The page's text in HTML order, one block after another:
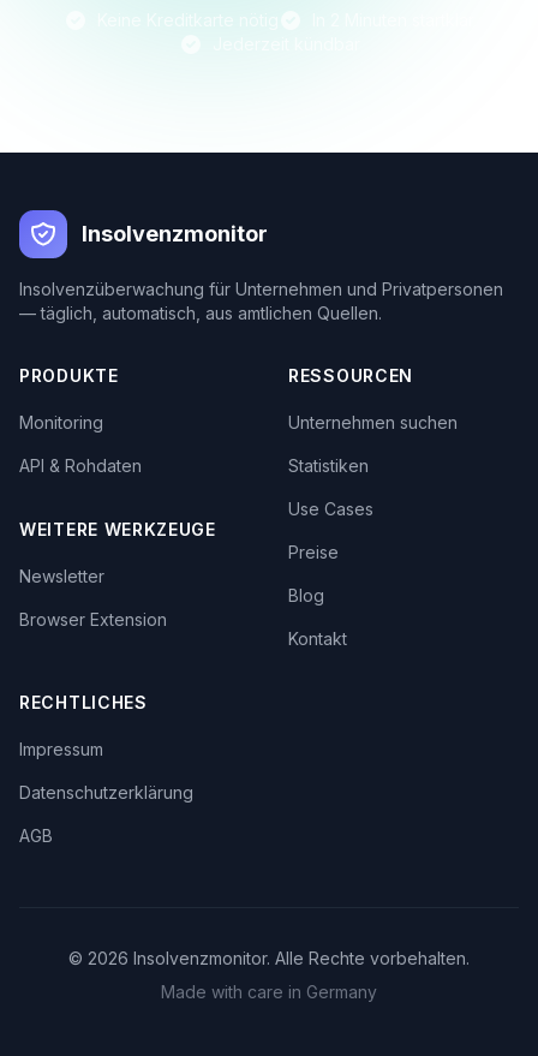
Insolvenzmonitor
Insolvenzüberwachung für Unternehmen und Privatpersonen
— täglich, automatisch, aus amtlichen Quellen.
PRODUKTE
Monitoring
API & Rohdaten
WEITERE WERKZEUGE
Newsletter
Browser Extension
RESSOURCEN
Unternehmen suchen
Statistiken
Use Cases
Preise
Blog
Kontakt
RECHTLICHES
Impressum
Datenschutzerklärung
AGB
© 2026 Insolvenzmonitor. Alle Rechte vorbehalten.
Made with care in Germany